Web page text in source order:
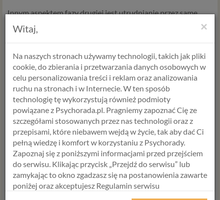
Innym aspektem fazy drugiej jest utrudnianie przez same
kobiety policyjnych czy sąsiedzkich interwencji. Stąd też
zakorzeniony w nas nieprawdziwy mit, że „brudy należy prać
we własnym domu”, może wydawać się niektórym oczywisty.
Jednak taki sposób myślenia jest błędny. Co ma zrobić
kobieta po interwencji policji, w momencie, w którym
zostanie ze swoim oprawcą znowu sam na sam? Dzwoniąc po
policję, walczyła o przerwanie gwałtownego ataku agresji.
Teraz broniąc swojego partnera, walczy o przetrwanie i
odciągnięcie w czasie kolejnego ataku.
Faza – miesiąc miodowy
Dla obu stron zaistnienie przemocy we własnej rodzinie jest
trudne. I o ile sytuację ofiary łatwo sobie wyobrazić, tak
sytuację sprawcy nie zawsze każdy zrozumie. On rozumie, co
się stało, i też czuje się źle. Zdaje sobie sprawę z tego, że
postąpił – mówiąc delikatnie – niewłaściwie, ale ponieważ
×
Witaj,
Na naszych stronach używamy technologii, takich jak pliki
cookie, do zbierania i przetwarzania danych osobowych w
celu personalizowania treści i reklam oraz analizowania
ruchu na stronach i w Internecie. W ten sposób
technologię tę wykorzystują również podmioty
powiązane z Psychorada.pl. Pragniemy zapoznać Cię ze
szczegółami stosowanych przez nas technologii oraz z
przepisami, które niebawem wejdą w życie, tak aby dać Ci
pełną wiedzę i komfort w korzystaniu z Psychorady.
Zapoznaj się z poniższymi informacjami przed przejściem
do serwisu. Klikając przycisk „Przejdź do serwisu” lub
zamykając to okno zgadzasz się na postanowienia zawarte
poniżej oraz akceptujesz Regulamin serwisu